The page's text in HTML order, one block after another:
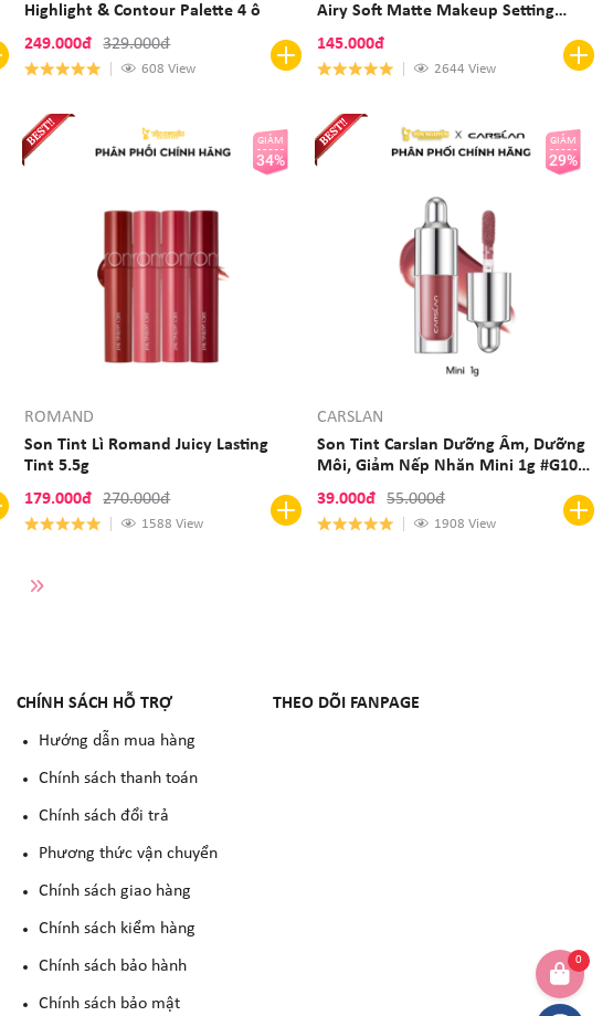
Highlight & Contour Palette 4 ô
249.000đ
329.000đ
608 View
Airy Soft Matte Makeup Setting
145.000đ
2644 View
GIẢM
34%
ROMAND
Son Tint Lì Romand Juicy Lasting
Tint 5.5g
179.000đ
270.000đ
1588 View
GIẢM
29%
CARSLAN
Son Tint Carslan Dưỡng Ẩm, Dưỡng
Môi, Giảm Nếp Nhăn Mini 1g #G101
39.000đ 55.000đ
1908 View
CHÍNH SÁCH HỖ TRỢ
Hướng dẫn mua hàng
Chính sách thanh toán
Chính sách đổi trả
Phương thức vận chuyển
Chính sách giao hàng
Chính sách kiểm hàng
Chính sách bảo hành
Chính sách bảo mật
THEO DÕI FANPAGE
0